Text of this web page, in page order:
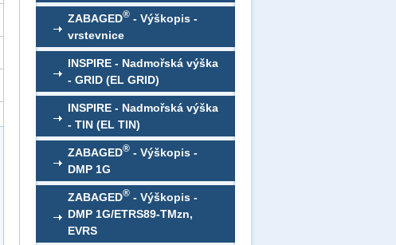
ZABAGED® - Výškopis -
vrstevnice
INSPIRE - Nadmořská výška
- GRID (EL GRID)
INSPIRE - Nadmořská výška
- TIN (EL TIN)
ZABAGED® - Výškopis -
DMP 1G
ZABAGED® - Výškopis -
DMP 1G/ETRS89-TMzn,
EVRS